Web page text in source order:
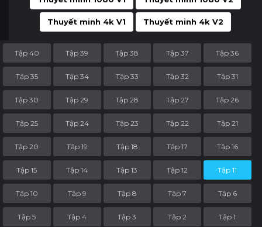
Thuyết minh 4k V1 Thuyết minh 4k V2
Tập 40 Tập 39 Tập 38 Tập 37 Tập 36
Tập 35 Tập 34 Tập 33 Tập 32 Tập 31
Tập 30 Tập 29 Tập 28 Tập 27 Tập 26
Tập 25 Tập 24 Tập 23 Tập 22 Tập 21
Tập 20 Tập 19 Tập 18 Tập 17 Tập 16
Tập 15 Tập 14 Tập 13 Tập 12 Tập 11
Tập 10 Tập 9 Tập 8 Tập 7 Tập 6
Tập 5 Tập 4 Tập 3 Tập 2 Tập 1